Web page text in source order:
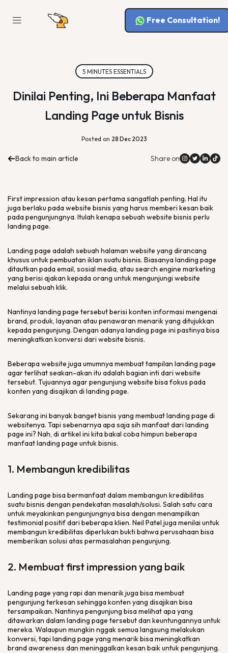
Free Consultation!
5 MINUTES ESSENTIALS
Dinilai Penting, Ini Beberapa Manfaat
Landing Page untuk Bisnis
Posted on 28 Dec 2023
Back to main article Share on
First impression atau kesan pertama sangatlah penting. Hal itu
juga berlaku padawebsite bisnis yang harus memberi kesan baik
pada pengunjungnya. Itulah kenapa sebuah website bisnis perlu
landing page.
Landing page adalah sebuah halaman website yang dirancang
khusus untuk pembuatan iklan suatu bisnis. Biasanyalanding page
ditautkan padaemail, sosial media, atau search engine marketing
yang berisi ajakan kepada orang untuk mengunjungi website
melalui sebuah klik.
Nantinyalanding page tersebut berisi konten informasi mengenai
brand, produk, layanan atau penawaran menarik yang ditujukkan
kepada pengunjung. Dengan adanyalanding page ini pastinya bisa
meningkatkan konversi dari website bisnis.
Beberapawebsite juga umumnya membuat tampilan landing page
agar terlihat seakan-akan itu adalah bagian inti dari website
tersebut. Tujuannya agar pengunjung website bisa fokus pada
konten yang disajikan di landing page.
Sekarang ini banyak banget bisnis yang membuatlanding page di
websitenya. Tapi sebenarnya apa saja sih manfaat dari landing
page ini? Nah, di artikel ini kita bakal coba himpun beberapa
manfaatlanding page untuk bisnis.
1. Membangun kredibilitas
Landing page bisa bermanfaat dalam membangun kredibilitas
suatu bisnis dengan pendekatan masalah/solusi. Salah satu cara
untuk meyakinkan pengunjungnya bisa dengan menampilkan
testimonial positif dari beberapa klien. Neil Patel juga menilai untuk
membangun kredibilitas diperlukan bukti bahwa perusahaan bisa
memberikan solusi atas permasalahan pengunjung.
2. Membuatfirst impression yang baik
Landing page yang rapi dan menarik juga bisa membuat
pengunjung terkesan sehingga konten yang disajikan bisa
tersampaikan. Nantinya pengunjung bisa melihat apa yang
ditawarkan dalam landing page tersebut dan keuntungannya untuk
mereka. Walaupun mungkin nggak semua langsung melakukan
konversi, tapi landing page yang menarik bisa meningkatkan
brand awareness dan meninggalkan kesan baik untuk pengunjung.